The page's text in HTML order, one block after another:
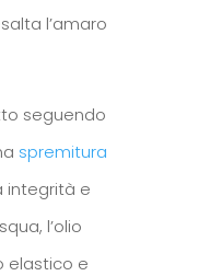
l’amaro
seguendo
spremitura
integrità e
l’olio
elastico e